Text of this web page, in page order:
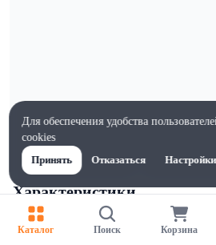
Характеристики
Ширина, мм
150
Каталог Поиск Корзина
Для обеспечения удобства
cookies
Принять
Отказаться Настройки